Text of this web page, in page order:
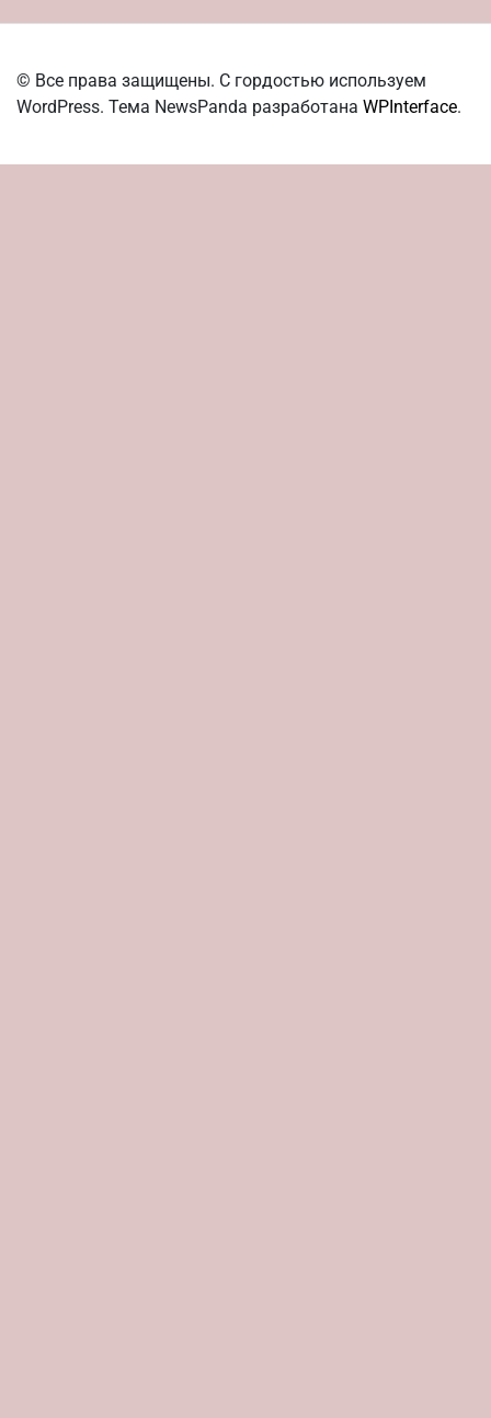
© Все права защищены. С гордостью используем
WordPress. Тема NewsPanda разработана WPInterface.